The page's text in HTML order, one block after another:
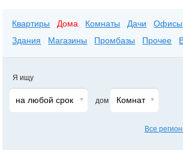
Квартиры Дома Комнаты Дачи Офисы
Здания
Магазины Промбазы Прочее
Я ищу
на любой срок дом Комнат
Все